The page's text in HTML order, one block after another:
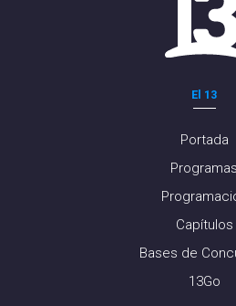
El 13
Portada
Programas
Capítulos
Bases de
13Go